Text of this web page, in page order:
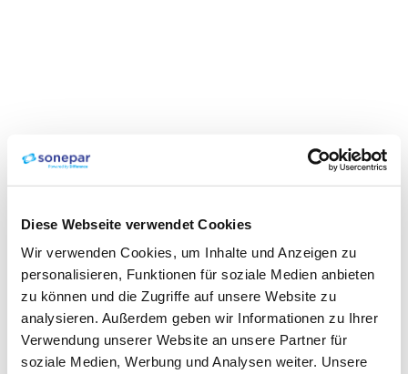
Diese Webseite verwendet Cookies
Wir verwenden Cookies, um Inhalte und Anzeigen zu
personalisieren, Funktionen für soziale Medien anbieten
zu können und die Zugriffe auf unsere Website zu
analysieren. Außerdem geben wir Informationen zu Ihrer
Verwendung unserer Website an unsere Partner für
soziale Medien, Werbung und Analysen weiter. Unsere